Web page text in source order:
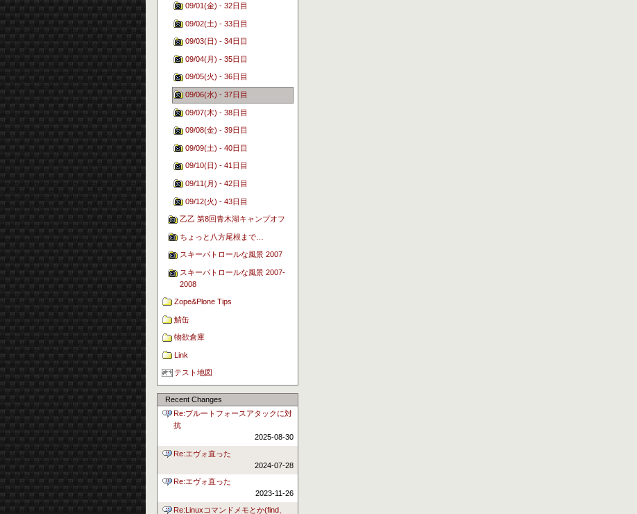
09/01(金) - 32日目
09/02(土) - 33日目
09/03(日) - 34日目
09/04(月) - 35日目
09/05(火) - 36日目
09/06(水) - 37日目
09/07(木) - 38日目
09/08(金) - 39日目
09/09(土) - 40日目
09/10(日) - 41日目
09/11(月) - 42日目
09/12(火) - 43日目
乙乙 第8回青木湖キャンプオフ
ちょっと八方尾根まで…
スキーパトロールな風景 2007
スキーパトロールな風景 2007-
2008
Zope&Plone Tips
鯖缶
物欲倉庫
Link
テスト地図
Recent Changes
Re:ブルートフォースアタックに対
抗
2025-08-30
Re:エヴォ直った
2024-07-28
Re:エヴォ直った
2023-11-26
Re:Linuxコマンドメモとか(find、